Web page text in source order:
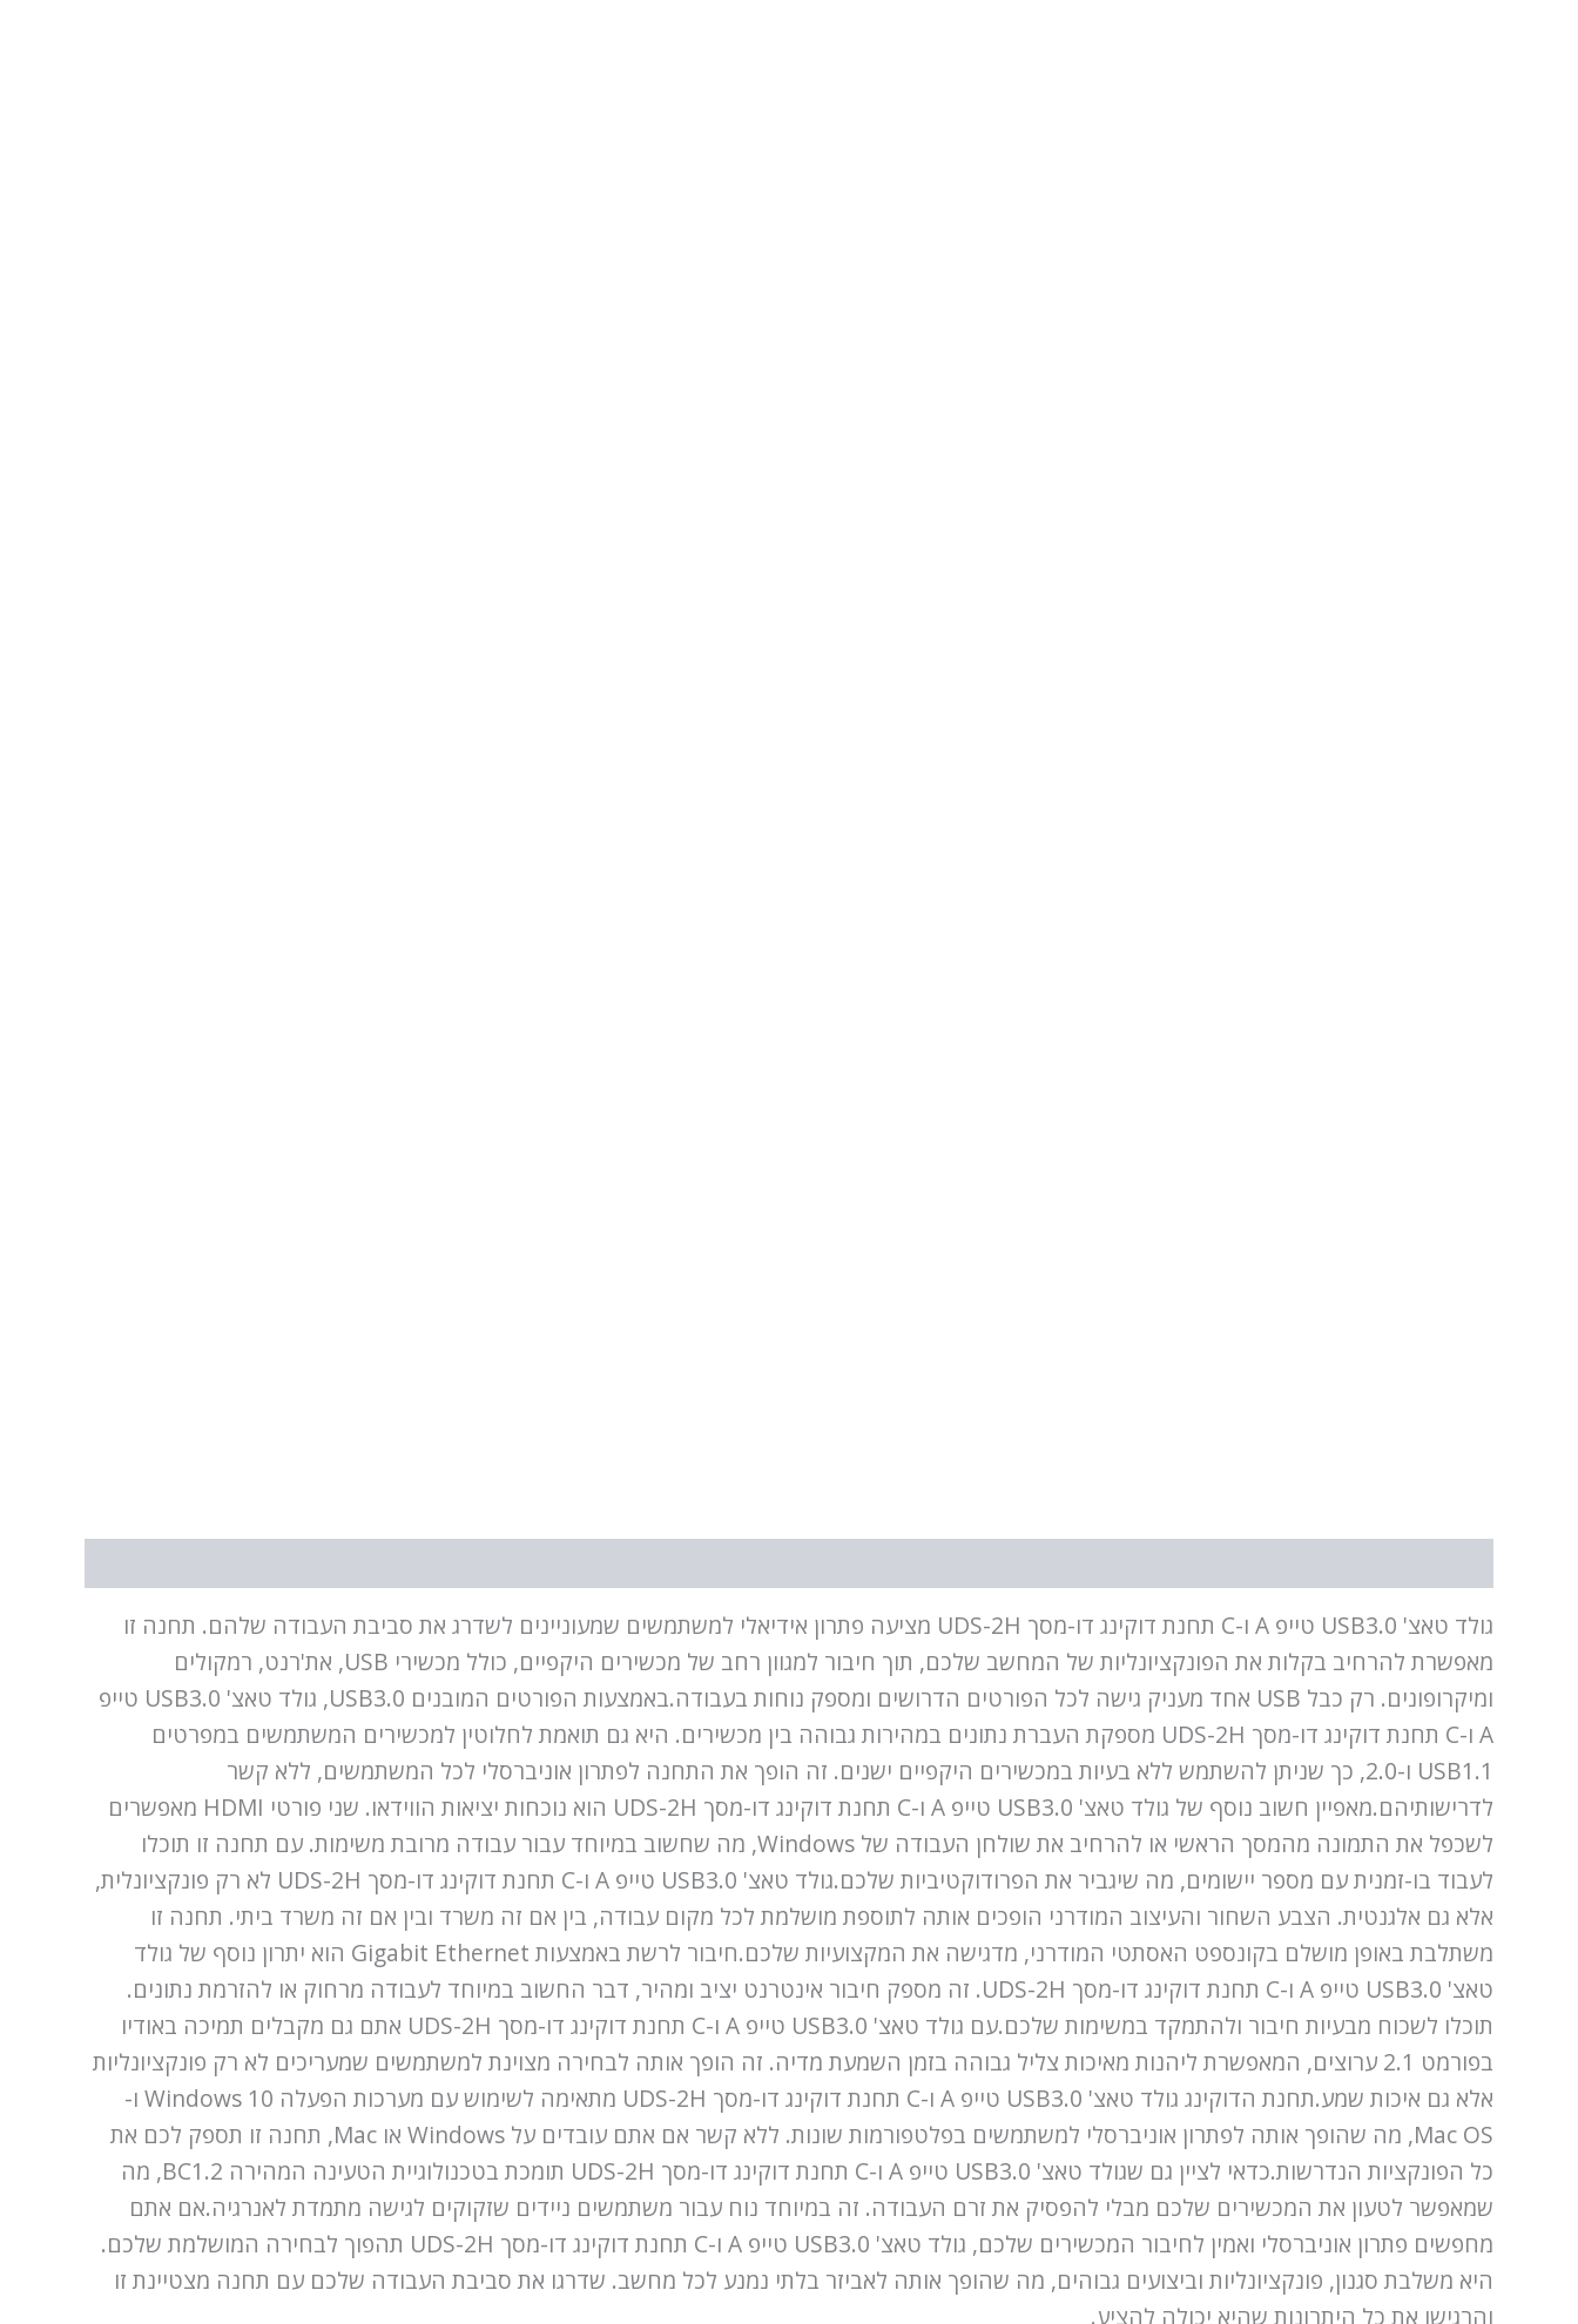
גולד טאצ' USB3.0 טייפ A ו-C תחנת דוקינג דו-מסך UDS-2H מציעה פתרון אידיאלי למשתמשים שמעוניינים לשדרג את סביבת העבודה שלהם. תחנה זו
מאפשרת להרחיב בקלות את הפונקציונליות של המחשב שלכם, תוך חיבור למגוון רחב של מכשירים היקפיים, כולל מכשירי USB, את'רנט, רמקולים
ומיקרופונים. רק כבל USB אחד מעניק גישה לכל הפורטים הדרושים ומספק נוחות בעבודה.באמצעות הפורטים המובנים USB3.0, גולד טאצ' USB3.0 טייפ
A ו-C תחנת דוקינג דו-מסך UDS-2H מספקת העברת נתונים במהירות גבוהה בין מכשירים. היא גם תואמת לחלוטין למכשירים המשתמשים במפרטים
USB1.1 ו-2.0, כך שניתן להשתמש ללא בעיות במכשירים היקפיים ישנים. זה הופך את התחנה לפתרון אוניברסלי לכל המשתמשים, ללא קשר
לדרישותיהם.מאפיין חשוב נוסף של גולד טאצ' USB3.0 טייפ A ו-C תחנת דוקינג דו-מסך UDS-2H הוא נוכחות יציאות הווידאו. שני פורטי HDMI מאפשרים
לשכפל את התמונה מהמסך הראשי או להרחיב את שולחן העבודה של Windows, מה שחשוב במיוחד עבור עבודה מרובת משימות. עם תחנה זו תוכלו
לעבוד בו-זמנית עם מספר יישומים, מה שיגביר את הפרודוקטיביות שלכם.גולד טאצ' USB3.0 טייפ A ו-C תחנת דוקינג דו-מסך UDS-2H לא רק פונקציונלית,
אלא גם אלגנטית. הצבע השחור והעיצוב המודרני הופכים אותה לתוספת מושלמת לכל מקום עבודה, בין אם זה משרד ובין אם זה משרד ביתי. תחנה זו
משתלבת באופן מושלם בקונספט האסתטי המודרני, מדגישה את המקצועיות שלכם.חיבור לרשת באמצעות Gigabit Ethernet הוא יתרון נוסף של גולד
טאצ' USB3.0 טייפ A ו-C תחנת דוקינג דו-מסך UDS-2H. זה מספק חיבור אינטרנט יציב ומהיר, דבר החשוב במיוחד לעבודה מרחוק או להזרמת נתונים.
תוכלו לשכוח מבעיות חיבור ולהתמקד במשימות שלכם.עם גולד טאצ' USB3.0 טייפ A ו-C תחנת דוקינג דו-מסך UDS-2H אתם גם מקבלים תמיכה באודיו
בפורמט 2.1 ערוצים, המאפשרת ליהנות מאיכות צליל גבוהה בזמן השמעת מדיה. זה הופך אותה לבחירה מצוינת למשתמשים שמעריכים לא רק פונקציונליות
אלא גם איכות שמע.תחנת הדוקינג גולד טאצ' USB3.0 טייפ A ו-C תחנת דוקינג דו-מסך UDS-2H מתאימה לשימוש עם מערכות הפעלה Windows 10 ו-
Mac OS, מה שהופך אותה לפתרון אוניברסלי למשתמשים בפלטפורמות שונות. ללא קשר אם אתם עובדים על Windows או Mac, תחנה זו תספק לכם את
כל הפונקציות הנדרשות.כדאי לציין גם שגולד טאצ' USB3.0 טייפ A ו-C תחנת דוקינג דו-מסך UDS-2H תומכת בטכנולוגיית הטעינה המהירה BC1.2, מה
שמאפשר לטעון את המכשירים שלכם מבלי להפסיק את זרם העבודה. זה במיוחד נוח עבור משתמשים ניידים שזקוקים לגישה מתמדת לאנרגיה.אם אתם
מחפשים פתרון אוניברסלי ואמין לחיבור המכשירים שלכם, גולד טאצ' USB3.0 טייפ A ו-C תחנת דוקינג דו-מסך UDS-2H תהפוך לבחירה המושלמת שלכם.
היא משלבת סגנון, פונקציונליות וביצועים גבוהים, מה שהופך אותה לאביזר בלתי נמנע לכל מחשב. שדרגו את סביבת העבודה שלכם עם תחנה מצטיינת זו
והרגישו את כל היתרונות שהיא יכולה להציע.